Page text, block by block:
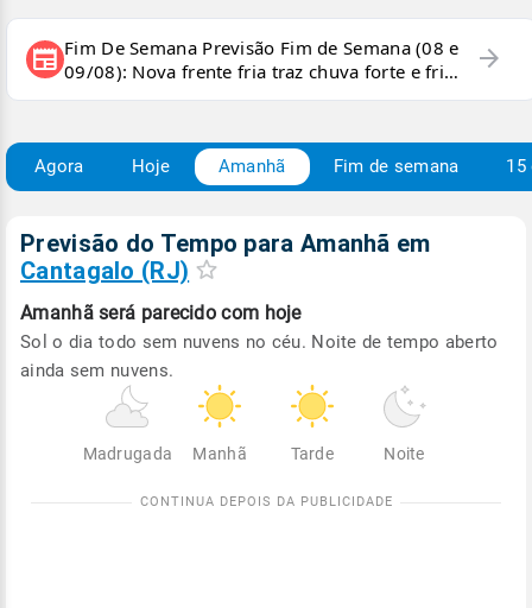
newspaper Fim De Semana Previsão Fim de Semana (08 e
09/08): Nova frente fria traz chuva forte e frio
para áreas do país
arrow_forward
Agora Hoje Amanhã Fim de semana 15
Previsão do Tempo para Amanhã em
Cantagalo (RJ)
Amanhã será parecido com hoje
Sol o dia todo sem nuvens no céu. Noite de tempo aberto
ainda sem nuvens.
Madrugada Manhã Tarde Noite